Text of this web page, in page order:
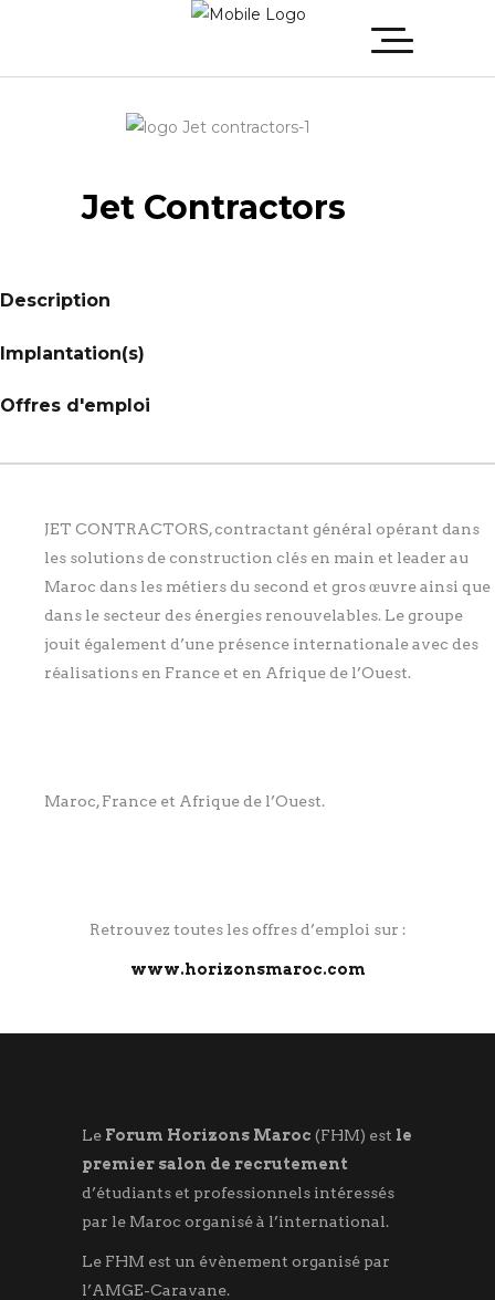
Jet Contractors
Description
Implantation(s)
Offres d'emploi
JET CONTRACTORS, contractant général opérant dans
les solutions de construction clés en main et leader au
Maroc dans les métiers du second et gros œuvre ainsi que
dans le secteur des énergies renouvelables. Le groupe
jouit également d’une présence internationale avec des
réalisations en France et en Afrique de l’Ouest.
Maroc, France et Afrique de l’Ouest.
Retrouvez toutes les offres d’emploi sur :
www.horizonsmaroc.com
Le Forum Horizons Maroc (FHM) est le
premier salon de recrutement
d’étudiants et professionnels intéressés
par le Maroc organisé à l’international.
Le FHM est un évènement organisé par
l’AMGE-Caravane.